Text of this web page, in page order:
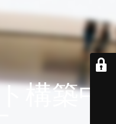
構築中